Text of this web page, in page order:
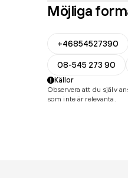
Möjliga
+46854527390
08-545 273 90
Källor
Observera att du själv
som inte är relevanta.